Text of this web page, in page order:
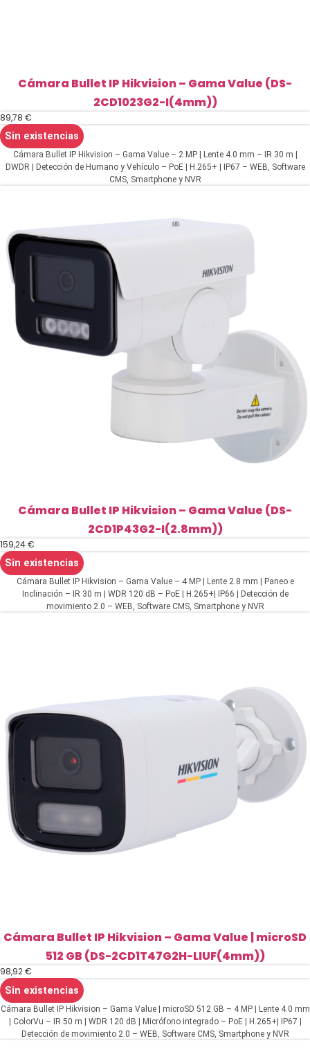
Cámara Bullet IP Hikvision – Gama Value (DS-
2CD1023G2-I(4mm))
89,78 €
Sin existencias
Cámara Bullet IP Hikvision – Gama Value – 2 MP | Lente 4.0 mm – IR 30 m |
DWDR | Detección de Humano y Vehículo – PoE | H.265+ | IP67 – WEB, Software
CMS, Smartphone y NVR
Cámara Bullet IP Hikvision – Gama Value (DS-
2CD1P43G2-I(2.8mm))
159,24€
Sin existencias
Cámara Bullet IP Hikvision – Gama Value – 4 MP | Lente 2.8 mm | Paneo e
Inclinación – IR 30 m | WDR 120 dB – PoE | H.265+| IP66 | Detección de
movimiento 2.0 – WEB, Software CMS, Smartphone y NVR
Cámara Bullet IP Hikvision – Gama Value | microSD
512 GB (DS-2CD1T47G2H-LIUF(4mm))
98,92€
Sin existencias
Cámara Bullet IP Hikvision – Gama Value | microSD 512 GB – 4 MP | Lente 4.0 mm
| ColorVu – IR 50 m | WDR 120 dB | Micrófono integrado – PoE | H.265+| IP67 |
Detección de movimiento 2.0 – WEB, Software CMS, Smartphone y NVR